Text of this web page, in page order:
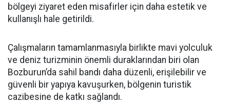
bölgeyi ziyaret eden misafirler için daha estetik ve
kullanışlı hale getirildi.
Çalışmaların tamamlanmasıyla birlikte mavi yolculuk
ve deniz turizminin önemli duraklarından biri olan
Bozburun’da sahil bandı daha düzenli, erişilebilir ve
güvenli bir yapıya kavuşurken, bölgenin turistik
cazibesine de katkı sağlandı.